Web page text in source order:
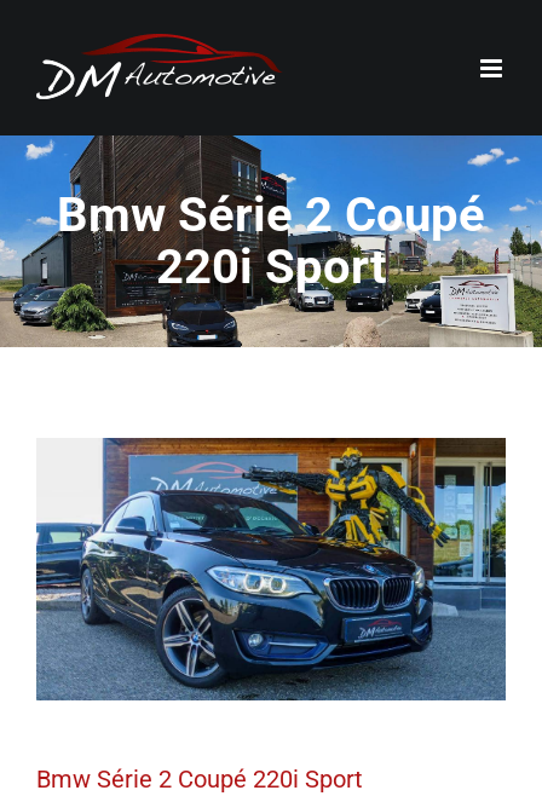
contenu
Bmw Série 2 Coupé
220i Sport
Bmw Série 2 Coupé 220i Sport